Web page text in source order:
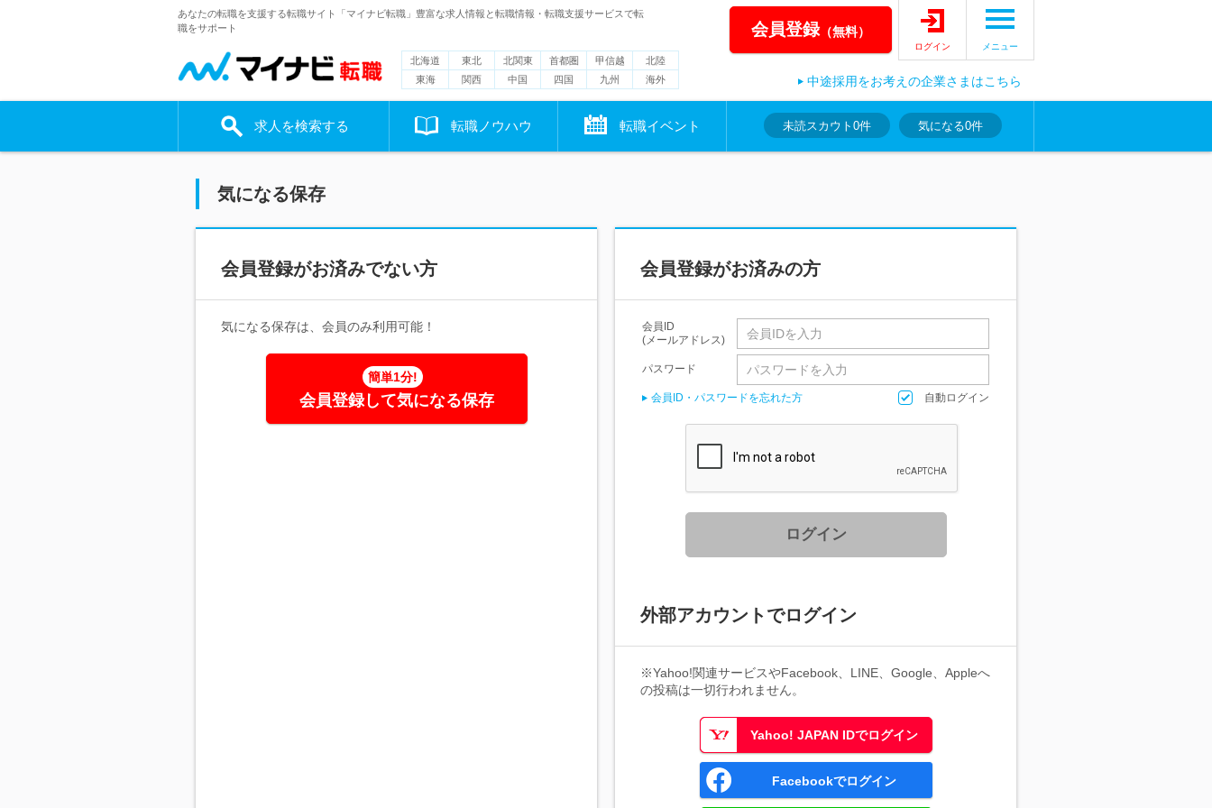
あなたの転職を支援する転職サイト「マイナビ転職」豊富な求人情報と転職情報・転職支援サービスで転
職をサポート
北海道 東北 北関東 首都圏 甲信越
北陸
東海
関西 中国 四国 九州 海外
会員登録（無料）
ログイン メニュー
中途採用をお考えの企業さまはこちら
求人を検索する 転職ノウハウ 転職イベント 未読スカウト 0件 気になる0件
気になる保存
会員登録がお済みでない方
気になる保存は、会員のみ利用可能！
簡単1分!
会員登録して気になる保存
会員登録がお済みの方
会員ID
(メールアドレス)
パスワード
会員ID・パスワードを忘れた方 自動ログイン
ログイン
外部アカウントでログイン
※Yahoo!関連サービスやFacebook、LINE、Google、Appleへ
の投稿は一切行われません。
Yahoo! JAPAN IDでログイン
Facebookでログイン